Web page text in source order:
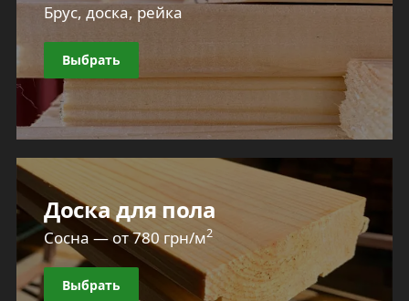
Брус, доска, рейка
Выбрать
Доска для пола
Сосна — от 780 грн/м2
Выбрать